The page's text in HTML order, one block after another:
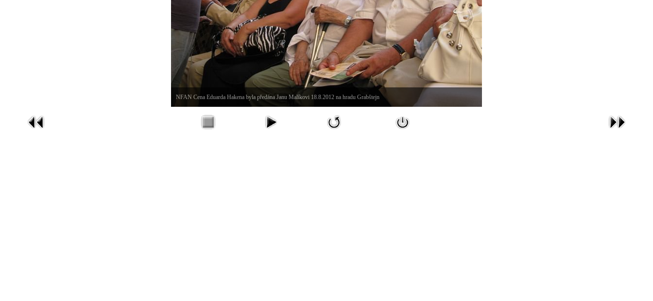
NFAN Cena Eduarda Hakena byla předána Janu Malíkovi 18.8.2012 na hradu Grabštejn